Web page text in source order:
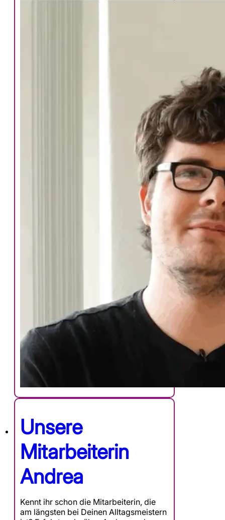
Unsere
Mitarbeiterin
Andrea
Kennt ihr schon die Mitarbeiterin, die
am längsten bei Deinen Alltagsmeistern